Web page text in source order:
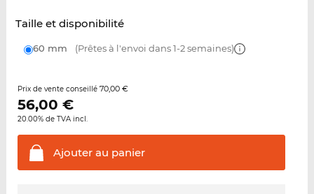
Taille et disponibilité
60 mm (Prêtes à l'envoi dans 1-2 semaines)
Prix de vente conseillé 70,00 €
56,00 €
20.00% de TVA incl.
Ajouter au panier